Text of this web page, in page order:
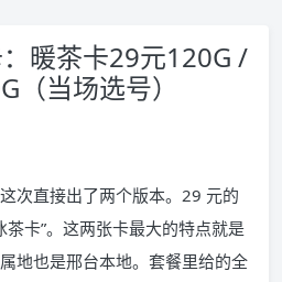
暖茶卡29元120G /
当场选号）
次直接出了两个版本。29 元的
茶卡”。这两张卡最大的特点就是
地也是邢台本地。套餐里给的全